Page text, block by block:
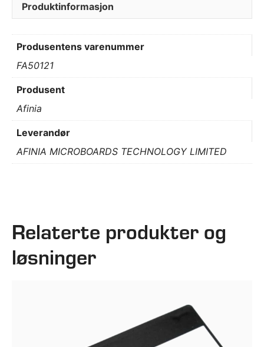
Produktinformasjon
Produsentens varenummer
FA50121
Produsent
Afinia
Leverandør
AFINIA MICROBOARDS TECHNOLOGY LIMITED
Relaterte produkter og
løsninger